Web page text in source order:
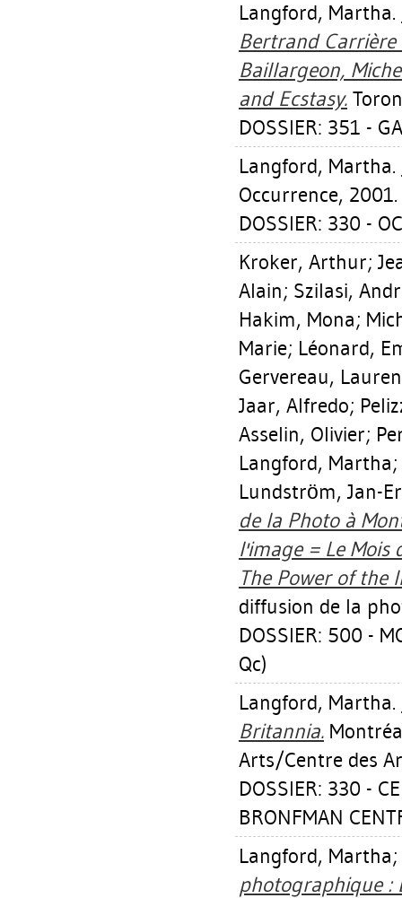
Langford, Martha.
Bertrand Carrière
Baillargeon,
and Ecstasy.
DOSSIER: 351 -
Langford, Martha.
Occurrence, 2001.
DOSSIER: 330 -
Kroker, Arthur;
Alain; Szilasi,
Hakim, Mona;
Marie; Léonard,
Gervereau,
Jaar, Alfredo;
Asselin, Olivier;
Langford, Martha;
Lundström, Jan-
de la Photo à
l'image = Le Mois
The Power of the
diffusion de la
DOSSIER: 500 -
Qc)
Langford, Martha.
Britannia.
Arts/Centre des
DOSSIER: 330 -
BRONFMAN
Langford, Martha;
photographique :